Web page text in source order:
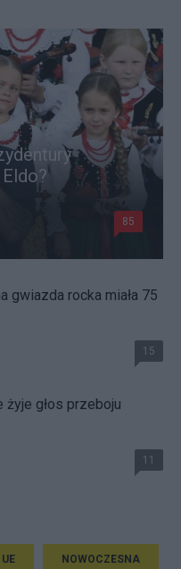
85
gwiazda rocka miała 75
15
żyje głos przeboju
11
UE NOWOCZESNA